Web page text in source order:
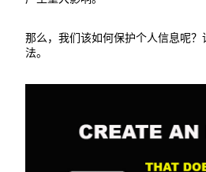
那么，我们该如何保护个人信息呢
法。